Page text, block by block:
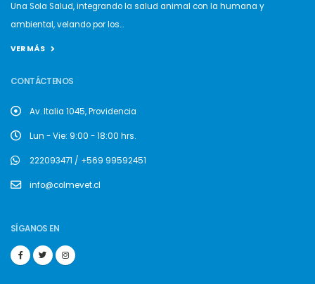
Una Sola Salud, integrando la salud animal con la humana y
ambiental, velando por los...
VER MÁS
CONTÁCTENOS
Av. Italia 1045, Providencia
Lun - Vie: 9:00 - 18:00 hrs.
222093471 / +569 99592451
info@colmevet.cl
SÍGANOS EN